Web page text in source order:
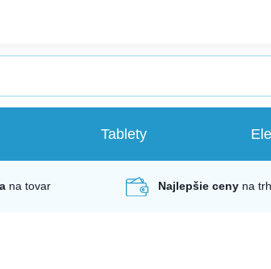
Tablety
na tovar Najlepšie ceny na